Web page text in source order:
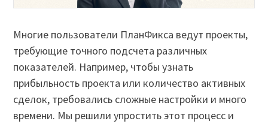
Многие пользователи ПланФикса ведут проекты,
требующие точного подсчета различных
показателей. Например, чтобы узнать
прибыльность проекта или количество активных
сделок, требовались сложные настройки и много
времени. Мы решили упростить этот процесс и